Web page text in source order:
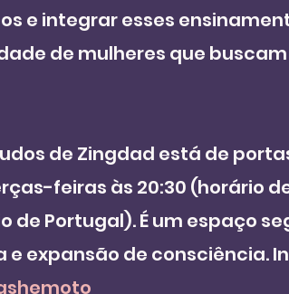
e integrar esses
de mulheres que
de Zingdad está de
feiras às 20:30 (horário
de Portugal). É um espaço
expansão de consciência.